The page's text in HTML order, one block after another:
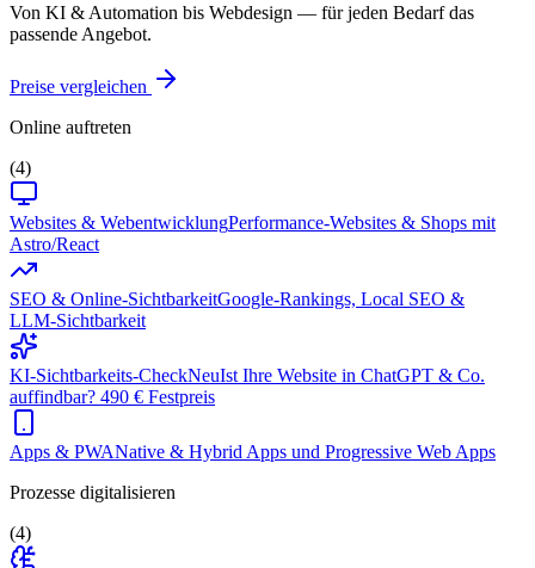
Von KI & Automation bis Webdesign — für jeden Bedarf das
passende Angebot.
Preise vergleichen
Online auftreten
(4)
Websites & WebentwicklungPerformance-Websites & Shops mit
Astro/React
SEO & Online-SichtbarkeitGoogle-Rankings, Local SEO &
LLM-Sichtbarkeit
KI-Sichtbarkeits-CheckNeuIst Ihre Website in ChatGPT & Co.
auffindbar? 490 € Festpreis
Apps & PWANative & Hybrid Apps und Progressive Web Apps
Prozesse digitalisieren
(4)